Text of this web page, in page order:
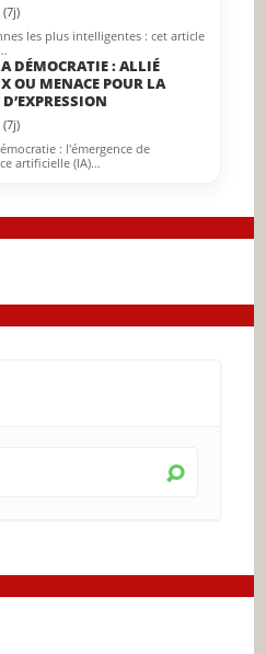
(7j)
les plus intelligentes : cet article
DÉMOCRATIE : ALLIÉ
OU MENACE POUR LA
(7j)
: l'émergence de
artificielle (IA)…